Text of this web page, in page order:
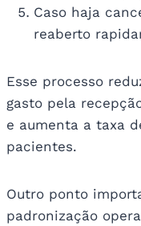
Caso haja
reaberto
Esse processo
gasto pela
e aumenta a taxa
pacientes.
Outro ponto
padronização